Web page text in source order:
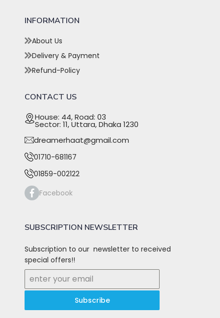
INFORMATION
About Us
Delivery & Payment
Refund-Policy
CONTACT US
House: 44, Road: 03
Sector: 11, Uttara, Dhaka 1230
dreamerhaat@gmail.com
01710-681167
01859-002122
Facebook
SUBSCRIPTION NEWSLETTER
Subscription to our newsletter to received
special offers!!
Subscribe